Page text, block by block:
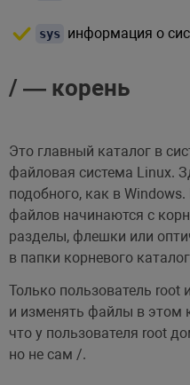
sys информация о
/ — корень
Это главный каталог в
файловая система Linux.
подобного, как в
файлов начинаются с
разделы, флешки или
в папки корневого
Только пользователь root
и изменять файлы в этом
что у пользователя root
но не сам /.